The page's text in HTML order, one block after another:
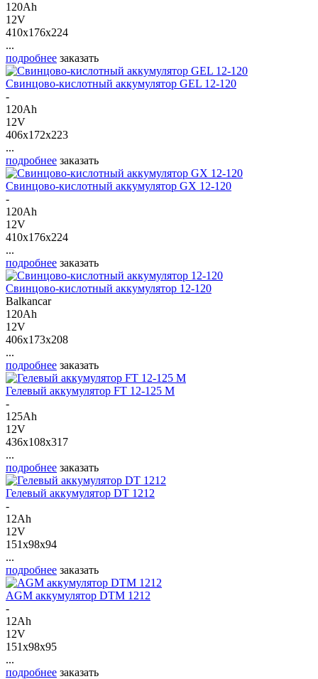
120Ah
12V
410x176x224
...
подробнее заказать
Свинцово-кислотный аккумулятор GEL 12-120
-
120Ah
12V
406x172x223
...
подробнее заказать
Свинцово-кислотный аккумулятор GX 12-120
-
120Ah
12V
410x176x224
...
подробнее заказать
Свинцово-кислотный аккумулятор 12-120
Balkancar
120Ah
12V
406x173x208
...
подробнее заказать
Гелевый аккумулятор FT 12-125 M
-
125Ah
12V
436x108x317
...
подробнее заказать
Гелевый аккумулятор DT 1212
-
12Ah
12V
151x98x94
...
подробнее заказать
AGM аккумулятор DTM 1212
-
12Ah
12V
151x98x95
...
подробнее заказать